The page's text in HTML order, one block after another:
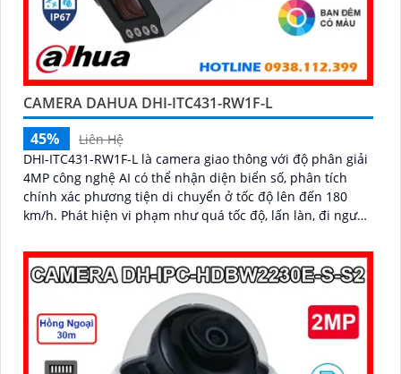
CAMERA DAHUA DHI-ITC431-RW1F-L
45%
Liên Hệ
DHI-ITC431-RW1F-L là camera giao thông với độ phân giải
4MP công nghệ AI có thể nhận diện biển số, phân tích
chính xác phương tiện di chuyển ở tốc độ lên đến 180
km/h. Phát hiện vi phạm như quá tốc độ, lấn làn, đi ngược
chuẩn IP67 chống nước, IK10 chống va đập, tích hợp GPS
cùng khe cắm thẻ nhớ tối đa 512GB giá rẻ